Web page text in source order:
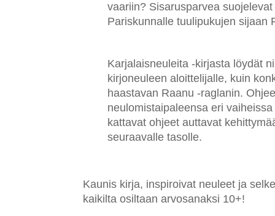
vaariin? Sisarusparvea
Pariskunnalle tuulipukujen sijaan
Karjalaisneuleita -kirjasta löydät
kirjoneuleen aloittelijalle, kuin
haastavan Raanu -raglanin.
neulomistaipaleensa eri
kattavat ohjeet auttavat
seuraavalle tasolle.
Kaunis kirja, inspiroivat neuleet ja
kaikilta osiltaan arvosanaksi 10+!